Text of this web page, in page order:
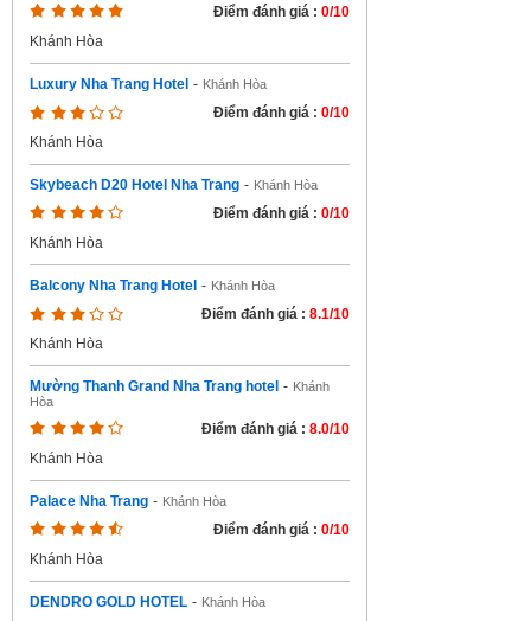
Điểm đánh giá : 0/10
Khánh Hòa
Luxury Nha Trang Hotel - Khánh Hòa
Điểm đánh giá : 0/10
Khánh Hòa
Skybeach D20 Hotel Nha Trang - Khánh Hòa
Điểm đánh giá : 0/10
Khánh Hòa
Balcony Nha Trang Hotel - Khánh Hòa
Điểm đánh giá : 8.1/10
Khánh Hòa
Mường Thanh Grand Nha Trang hotel - Khánh
Hòa
Điểm đánh giá : 8.0/10
Khánh Hòa
Palace Nha Trang - Khánh Hòa
Điểm đánh giá : 0/10
Khánh Hòa
DENDRO GOLD HOTEL - Khánh Hòa